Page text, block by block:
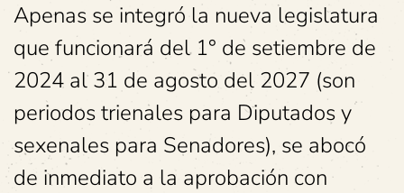
Apenas se integró la nueva legislatura
que funcionará del 1° de setiembre de
2024 al 31 de agosto del 2027 (son
periodos trienales para Diputados y
sexenales para Senadores), se abocó
de inmediato a la aprobación con